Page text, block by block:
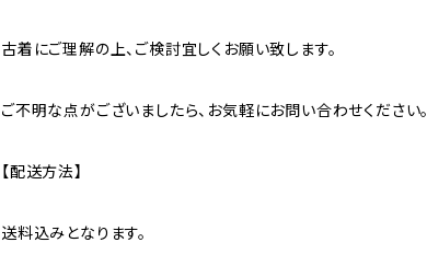
古着にご理解の上、ご検討宜しくお願い致します。
ご不明な点がございましたら、お気軽にお問い合わせください。
【配送方法】
送料込みとなります。